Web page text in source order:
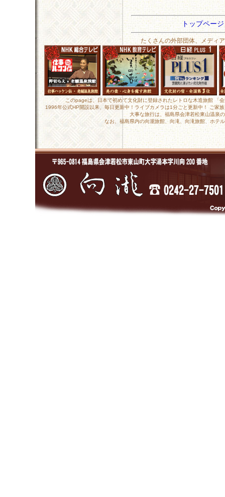
トップペー
たくさんの外部団体、メディ
このpageは、日本で初めて文化財に登録されたレトロな木造旅館
1996年公式HP開設以来、毎日更新中！ライブカメラは1分ごと更新中！ ご家
大事な旅行は、福島県会津若松東山温泉
なお、福島県内の向瀧旅館、向滝、向滝旅館、ホテ